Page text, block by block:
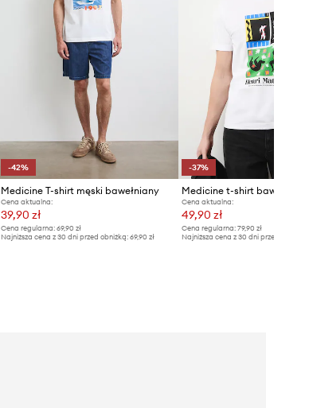
-42%
Medicine T-shirt męski bawełniany
Cena aktualna:
39,90 zł
Cena regularna:69,90 zł
Najniższa cena z 30 dni przed obniżką:69,90 zł
-37%
Medicine t-shirt
Cena aktualna:
49,90 zł
Cena regularna: 79,90 zł
Najniższa cena z 30 dni przed obniżką: